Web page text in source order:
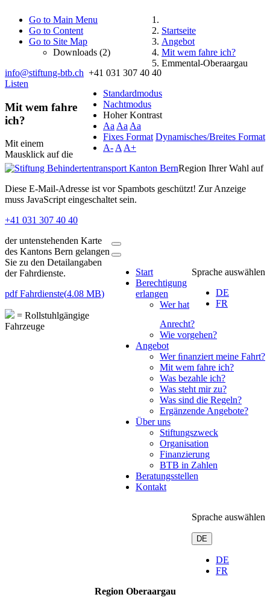
Go to Main Menu
Go to Content
Go to Site Map
Downloads (2)
info@stiftung-btb.ch +41 031 307 40 40
Standardmodus
Nachtmodus
Hoher Kontrast
Aa Aa Aa
Fixes Format Dynamisches/Breites Format
A- A A+
Diese E-Mail-Adresse ist vor Spambots geschützt! Zur Anzeige
muss JavaScript eingeschaltet sein.
+41 031 307 40 40
Sprache auswählen
DE
FR
Start
Berechtigung
erlangen
Wer hat
Anrecht?
Wie vorgehen?
Angebot
Wer ﬁnanziert meine Fahrt?
Mit wem fahre ich?
Was bezahle ich?
Was steht mir zu?
Was sind die Regeln?
Ergänzende Angebote?
Über uns
Stiftungszweck
Organisation
Finanzierung
BTB in Zahlen
Beratungsstellen
Kontakt
Sprache auswählen
DE
DE
FR
Startseite
Angebot
Mit wem fahre ich?
Emmental-Oberaargau
Listen
Mit wem fahre
ich?
Mit einem
Mausklick auf die
Region Ihrer Wahl auf
der untenstehenden Karte
des Kantons Bern gelangen
Sie zu den Detailangaben
der Fahrdienste.
pdfFahrdienste(4.08 MB)
= Rollstuhlgängige
Fahrzeuge
Region Oberaargau